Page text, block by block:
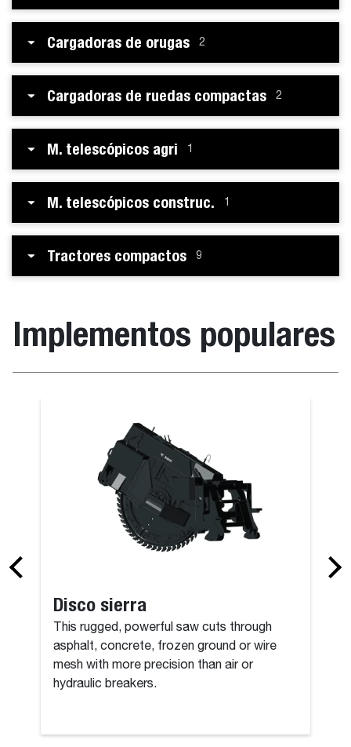
Cargadoras de orugas 2
Cargadoras de ruedas compactas 2
M. telescópicos agri 1
M. telescópicos construc. 1
Tractores compactos 9
Implementos populares
Disco sierra
This rugged, powerful saw cuts through
asphalt, concrete, frozen ground or wire
mesh with more precision than air or
hydraulic breakers.